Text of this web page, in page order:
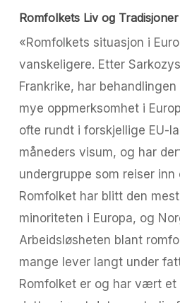
Romfolkets Liv og Tradisjoner
«Romfolkets situasjon i
vanskeligere. Etter
Frankrike, har
mye oppmerksomhet i
ofte rundt i forskjellige EU-
måneders visum, og har
undergruppe som reiser
Romfolket har blitt den
minoriteten i Europa, og
Arbeidsløsheten blant
mange lever langt under
Romfolket er og har vært et